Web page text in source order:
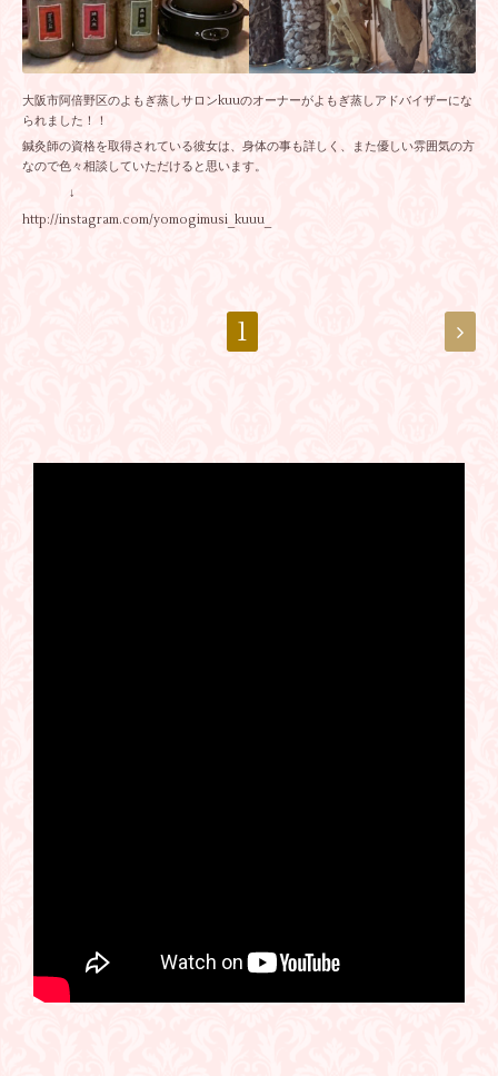
大阪市阿倍野区のよもぎ蒸しサロンkuuのオーナーがよもぎ蒸しアドバイザーにな
られました！！
鍼灸師の資格を取得されている彼女は、身体の事も詳しく、また優しい雰囲気の方
なので色々相談していただけると思います。
↓
http://instagram.com/yomogimusi_kuuu_
1